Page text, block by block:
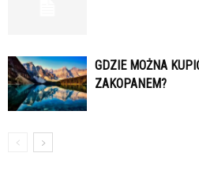
GDZIE MOŻNA
ZAKOPANEM?